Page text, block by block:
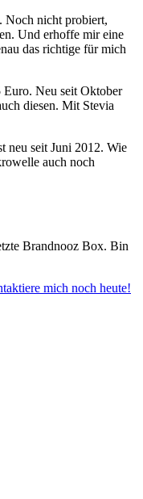
Noch nicht probiert,
Und erhoffe mir eine
das richtige für mich
Neu seit Oktober
diesen. Mit Stevia
neu seit Juni 2012. Wie
auch noch
Brandnooz Box. Bin
mich noch heute!